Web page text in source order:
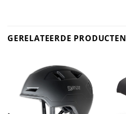
GERELATEERDE PRODUCTEN